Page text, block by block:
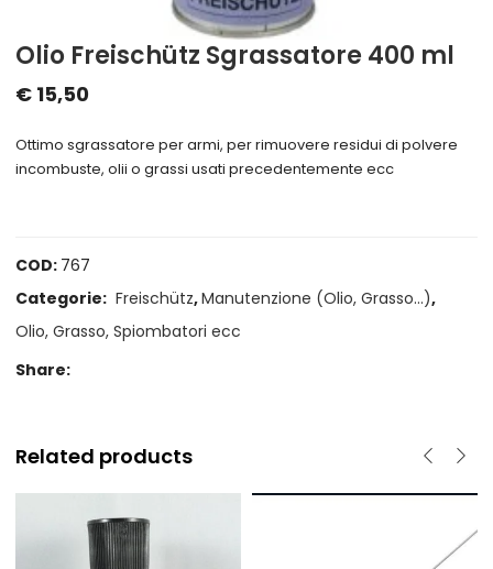
Olio Freischütz Sgrassatore 400 ml
€ 15,50
Ottimo sgrassatore per armi, per rimuovere residui di polvere
incombuste, olii o grassi usati precedentemente ecc
COD: 767
Categorie: Freischütz,Manutenzione (Olio, Grasso...),
Olio, Grasso, Spiombatori ecc
Share:
Related products